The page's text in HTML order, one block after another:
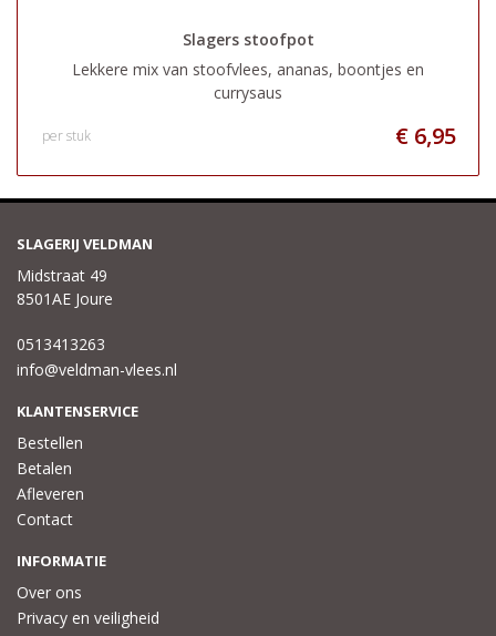
Slagers stoofpot
Lekkere mix van stoofvlees, ananas, boontjes en
currysaus
€ 6,95
per stuk
SLAGERIJ VELDMAN
Midstraat 49
8501AE Joure
0513413263
info@veldman-vlees.nl
KLANTENSERVICE
Bestellen
Betalen
Afleveren
Contact
INFORMATIE
Over ons
Privacy en veiligheid